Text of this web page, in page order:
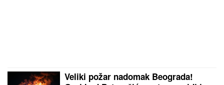
Veliki požar nadomak Beograda!